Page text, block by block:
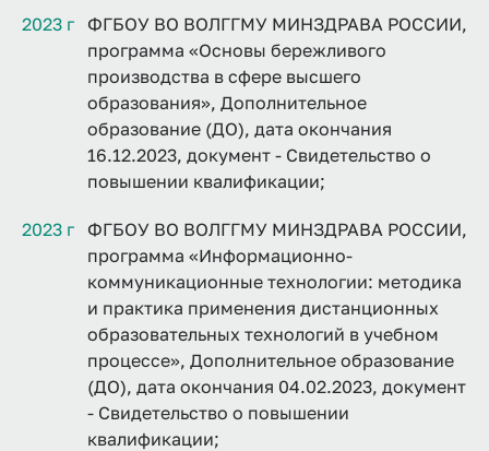
2023 г
ФГБОУ ВО ВОЛГГМУ МИНЗДРАВА РОССИИ,
программа «Основы бережливого
производства в сфере высшего
образования», Дополнительное
образование (ДО), дата окончания
16.12.2023, документ - Свидетельство о
повышении квалификации;
2023 г
ФГБОУ ВО ВОЛГГМУ МИНЗДРАВА РОССИИ,
программа «Информационно-
коммуникационные технологии: методика
и практика применения дистанционных
образовательных технологий в учебном
процессе», Дополнительное образование
(ДО), дата окончания 04.02.2023, документ
- Свидетельство о повышении
квалификации;